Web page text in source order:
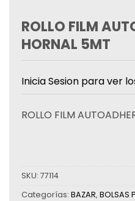
ROLLO FILM
HORNAL 5MT
Inicia Sesion para ver
ROLLO FILM
SKU: 77114
Categorías: BAZAR, BOLSAS